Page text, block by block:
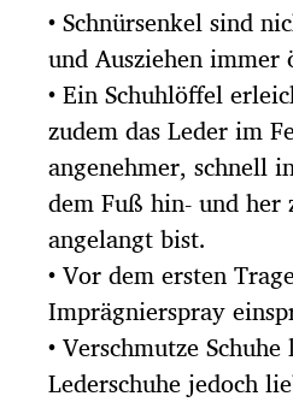
• Schnürsenkel sind
und Ausziehen immer
• Ein Schuhlöffel
zudem das Leder im
angenehmer, schnell
dem Fuß hin- und her
angelangt bist.
• Vor dem ersten
Imprägnierspray
• Verschmutze
Lederschuhe jedoch